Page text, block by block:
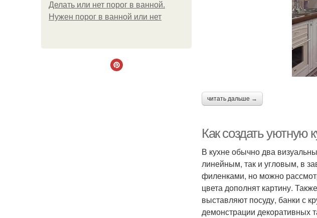
Делать или нет порог в ванной.
Нужен порог в ванной или нет
читать дальше →
Как создать уютную
В кухне обычно два
линейным, так и угловым, в
филенками, но можно
цвета дополнят картину.
выставляют посуду, банки с
демонстрации декоративных